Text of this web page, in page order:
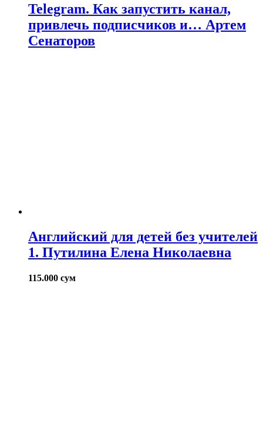
Telegram. Как запустить канал,
привлечь подписчиков и… Артем
Сенаторов
Английский для детей без учителей
1. Путилина Елена Николаевна
115.000 сум